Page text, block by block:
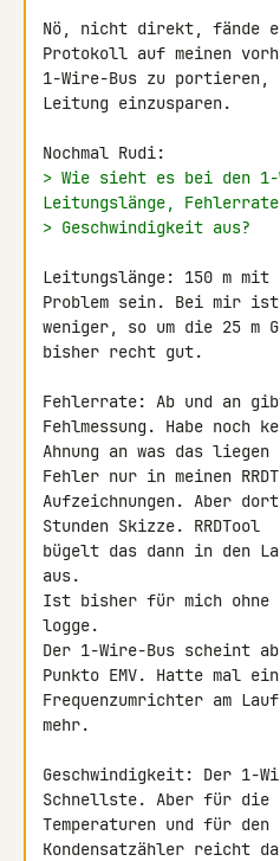
Nö, nicht direkt, fände
Protokoll auf meinen
1-Wire-Bus zu portieren,
Leitung einzusparen.
> Wie sieht es bei den 1-
Leitungslänge,
> Geschwindigkeit aus?
Leitungslänge: 150 m
Problem sein. Bei mir
weniger, so um die 25 m
bisher recht gut.
Fehlerrate: Ab und an
Fehlmessung. Habe noch
Ahnung an was das
Fehler nur in meinen
Aufzeichnungen. Aber
Stunden Skizze. RRDTool
bügelt das dann in den
aus.
Ist bisher für mich ohne
logge.
Der 1-Wire-Bus scheint
Punkto EMV. Hatte mal
Frequenzumrichter am
mehr.
Geschwindigkeit: Der 1-
Schnellste. Aber für die
Temperaturen und für den
Kondensatzähler reicht